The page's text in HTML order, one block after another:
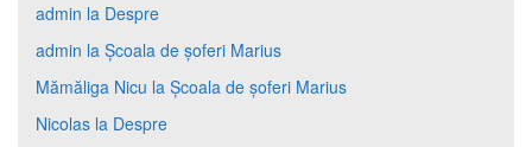
admin la Despre
admin la Școala de șoferi Marius
Mămăliga Nicu la Școala de șoferi Marius
Nicolas la Despre